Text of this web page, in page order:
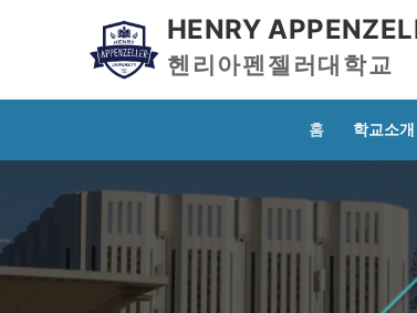
HENRY
헨리아펜젤러대학교
홈 학교소개